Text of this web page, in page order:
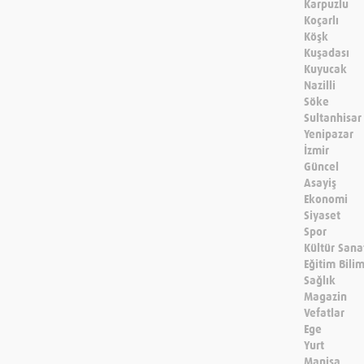
Karpuzlu
Koçarlı
Köşk
Kuşadası
Kuyucak
Nazilli
Söke
Sultanhisar
Yenipazar
İzmir
Güncel
Asayiş
Ekonomi
Siyaset
Spor
Kültür
Eğitim
Sağlık
Magazin
Vefatlar
Ege
Yurt